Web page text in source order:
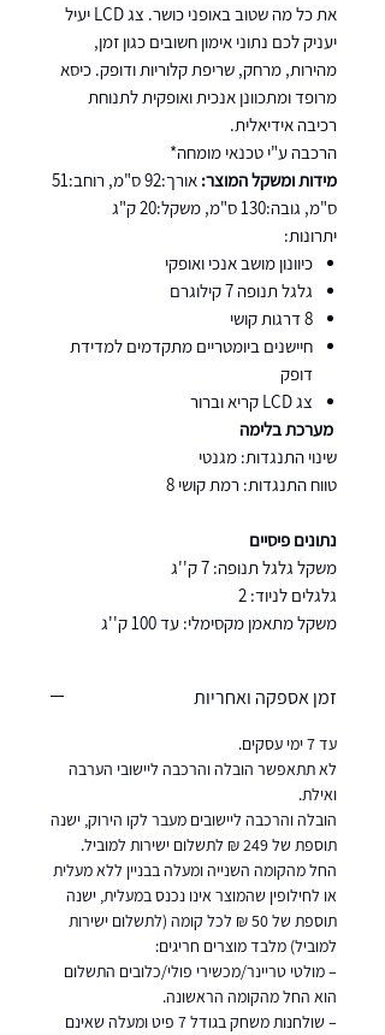
את כל מה שטוב באופני כושר. צג LCD יעיל
יעניק לכם נתוני אימון חשובים כגון זמן,
מהירות, מרחק, שריפת קלוריות ודופק. כיסא
מרופד ומתכוונן אנכית ואופקית לתנוחת
רכיבה אידיאלית.
הרכבה ע"י טכנאי מומחה*
מידות ומשקל המוצר:
אורך:92 ס"מ, רוחב:51
ס"מ, גובה:130 ס"מ, משקל:20 ק"ג
יתרונות:
כיוונון מושב אנכי ואופקי
גלגל תנופה 7 קילוגרם
8 דרגות קושי
חיישנים ביומטריים מתקדמים למדידת
דופק
צג LCD קריא וברור
מערכת בלימה
שינוי התנגדות: מגנטי
טווח התנגדות: רמת קושי 8
נתונים פיסיים
משקל גלגל תנופה: 7 ק''ג
גלגלים לניוד: 2
משקל מתאמן מקסימלי: עד 100 ק''ג
זמן אספקה ואחריות
עד 7 ימי עסקים.
לא תתאפשר הובלה והרכבה ליישובי הערבה
ואילת.
הובלה והרכבה ליישובים מעבר לקו הירוק, ישנה
תוספת של 249 ₪ לתשלום ישירות למוביל.
החל מהקומה השנייה ומעלה בבניין ללא מעלית
או לחילופין שהמוצר אינו נכנס במעלית, ישנה
תוספת של 50 ₪ לכל קומה (לתשלום ישירות
למוביל) מלבד מוצרים חריגים:
– מולטי טריינר/מכשירי פולי/כלובים התשלום
הוא החל מהקומה הראשונה.
– שולחנות משחק בגודל 7 פיט ומעלה שאינם